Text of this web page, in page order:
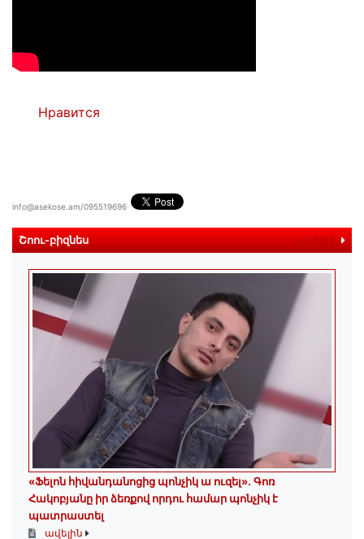
Нравится
info@asekose.am/095519696
Շոու-բիզնես ավելին
«Ֆելոն հիվանդանոցից պոնչիկ ա ուզել». Գոռ
Հակոբյանը իր ձեռքով որդու համար պոնչիկ է
պատրաստել
ավելին